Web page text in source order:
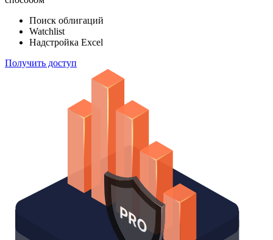
Отслеживайте свой портфель наиболее эффективным
способом
Поиск облигаций
Надстройка Excel
Получить доступ